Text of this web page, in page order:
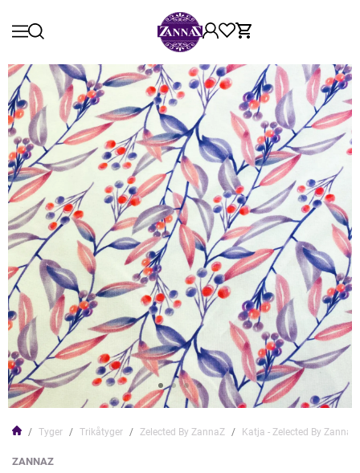
Tyger Trikåtyger Zelected By ZannaZ Katja - Zelected By ZannaZ
ZANNAZ